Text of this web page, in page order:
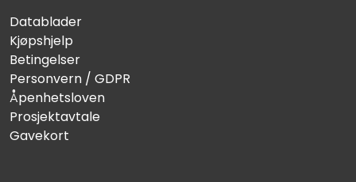
Datablader
Kjøpshjelp
Betingelser
Personvern / GDPR
Åpenhetsloven
Prosjektavtale
Gavekort